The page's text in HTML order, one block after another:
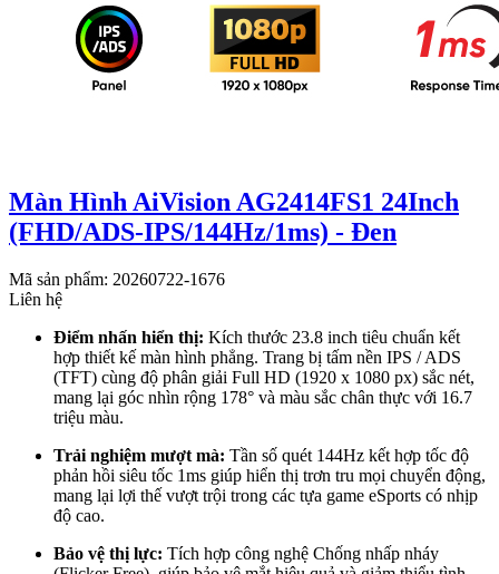
Màn Hình AiVision AG2414FS1 24Inch
(FHD/ADS-IPS/144Hz/1ms) - Đen
Mã sản phẩm: 20260722-1676
Liên hệ
Điểm nhấn hiển thị: Kích thước 23.8 inch tiêu chuẩn kết
hợp thiết kế màn hình phẳng. Trang bị tấm nền IPS / ADS
(TFT) cùng độ phân giải Full HD (1920 x 1080 px) sắc nét,
mang lại góc nhìn rộng 178° và màu sắc chân thực với 16.7
triệu màu.
Trải nghiệm mượt mà: Tần số quét 144Hz kết hợp tốc độ
phản hồi siêu tốc 1ms giúp hiển thị trơn tru mọi chuyển động,
mang lại lợi thế vượt trội trong các tựa game eSports có nhịp
độ cao.
Bảo vệ thị lực: Tích hợp công nghệ Chống nhấp nháy